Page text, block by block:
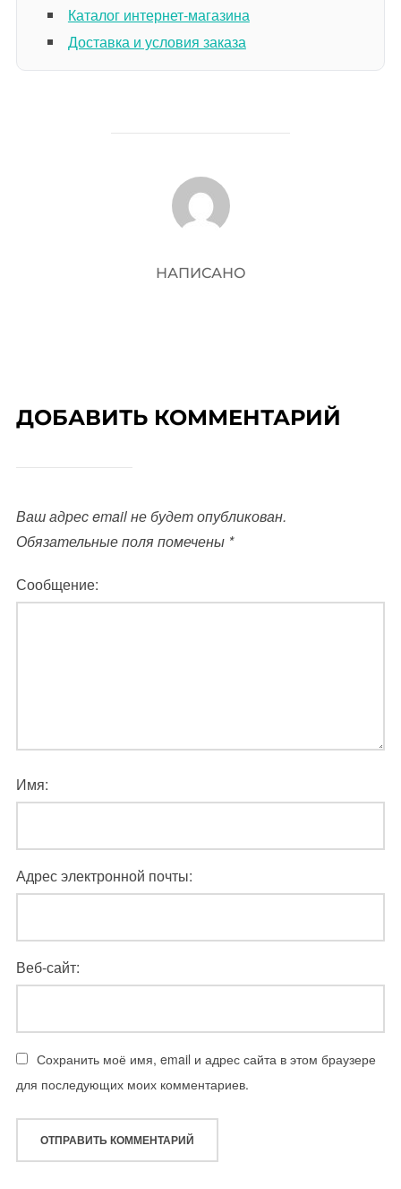
Каталог интернет-магазина
Доставка и условия заказа
АВТОР ЗАПИСИ
НАПИСАНО
ДОБАВИТЬ КОММЕНТАРИЙ
Ваш адрес email не будет опубликован.
Обязательные поля помечены *
Сообщение:
Имя:
Адрес электронной почты:
Веб-сайт:
Сохранить моё имя, email и адрес сайта в этом браузере
для последующих моих комментариев.